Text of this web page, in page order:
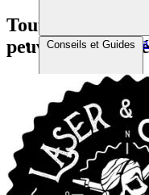
Brèves et actus
Conseils et Guides
Conseils généraux
Tout comme
peuvent vous